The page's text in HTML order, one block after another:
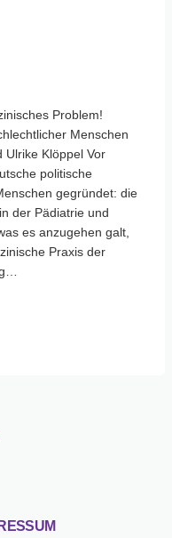
Problem!
Menschen
Ulrike Klöppel Vor
politische
gegründet: die
der Pädiatrie und
es anzugehen galt,
Praxis der